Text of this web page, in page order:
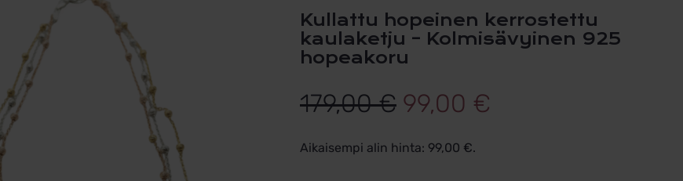
Kullattu hopeinen kerrostettu
kaulaketju – Kolmisävyinen 925
hopeakoru
179,00€ Alkuperäinen
hinta
99,00 €
Aikaisempi alin hinta: 99,00 €.